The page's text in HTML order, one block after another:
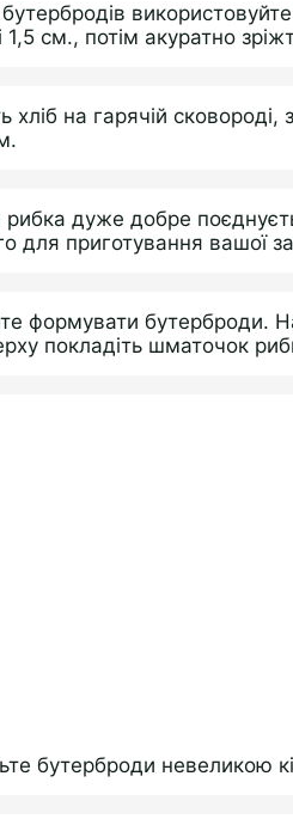
1,5 см., потім акуратно
хліб на гарячій
рибка дуже добре
для приготування вашої
формувати бутерброди.
покладіть шматочок
бутерброди невеликою